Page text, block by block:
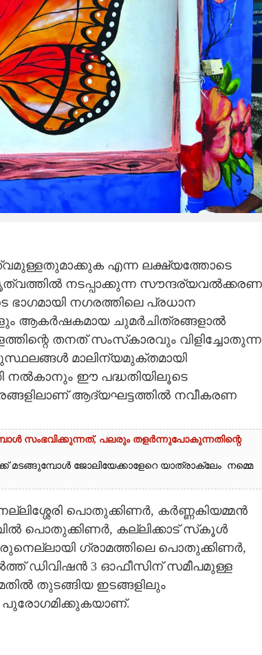
എന്ന ലക്ഷ്യത്തോടെ
നടപ്പാക്കുന്ന സൗന്ദര്യവൽക്കരണ
നഗരത്തിലെ പ്രധാന
ആകർഷകമായ ചുമർചിത്രങ്ങളാൽ
തനത് സംസ്‌കാരവും വിളിച്ചോതുന്ന
മാലിന്യമുക്തമായി
നൽകാനും ഈ പദ്ധതിയിലൂടെ
ആദ്യഘട്ടത്തിൽ നവീകരണ
സംഭവിക്കുന്നത്, പലരും തളർന്നുപോകുന്നതിന്റെ
മടങ്ങുമ്പോൾ ജോലിയേക്കാളേറെ യാത്രാക്ലേം നമ്മെ
പൊതുക്കിണർ, കർണ്ണകിയമ്മൻ
പൊതുക്കിണർ, കല്ലിക്കാട് സ്‌കൂൾ
ഗ്രാമത്തിലെ പൊതുക്കിണർ,
ഡിവിഷൻ 3 ഓഫീസിന് സമീപമുള്ള
തുടങ്ങിയ ഇടങ്ങളിലും
പുരോഗമിക്കുകയാണ്.